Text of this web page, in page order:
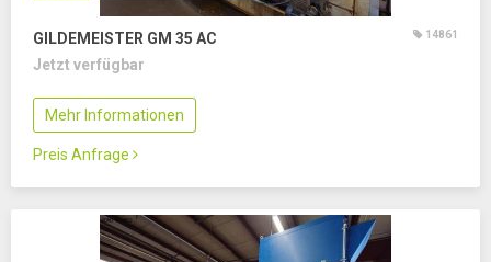
GILDEMEISTER GM 35 AC 14861
Jetzt verfügbar
Mehr Informationen
Preis Anfrage